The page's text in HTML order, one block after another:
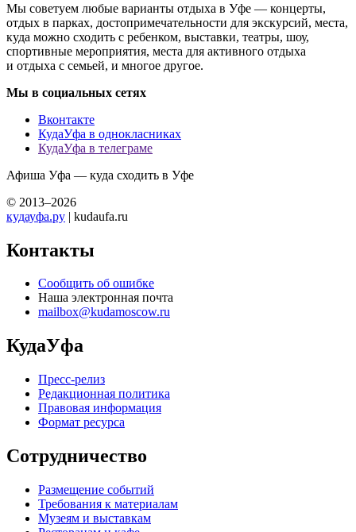
Мы советуем любые варианты отдыха в Уфе — концерты,
отдых в парках, достопримечательности для экскурсий, места,
куда можно сходить с ребенком, выставки, театры, шоу,
спортивные мероприятия, места для активного отдыха
и отдыха с семьей, и многое другое.
Мы в социальных сетях
Вконтакте
КудаУфа в однокласниках
КудаУфа в телеграме
Афиша Уфа — куда сходить в Уфе
© 2013–2026
кудауфа.ру | kudaufa.ru
Контакты
Сообщить об ошибке
Наша электронная почта
mailbox@kudamoscow.ru
КудаУфа
Пресс-релиз
Редакционная политика
Правовая информация
Формат ресурса
Сотрудничество
Размещение событий
Требования к материалам
Музеям и выставкам